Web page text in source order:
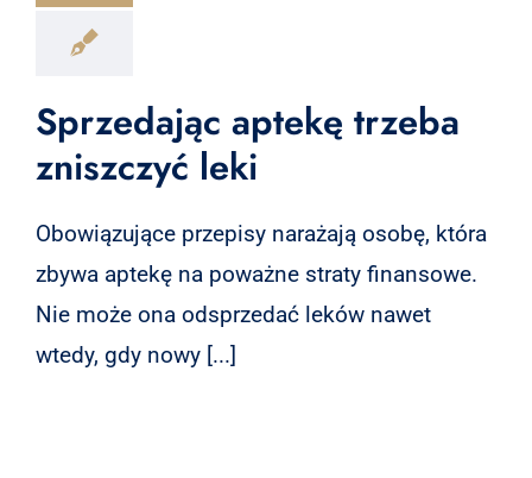
Sprzedając aptekę trzeba
zniszczyć leki
Obowiązujące przepisy narażają osobę, która
zbywa aptekę na poważne straty finansowe.
Nie może ona odsprzedać leków nawet
wtedy, gdy nowy [...]